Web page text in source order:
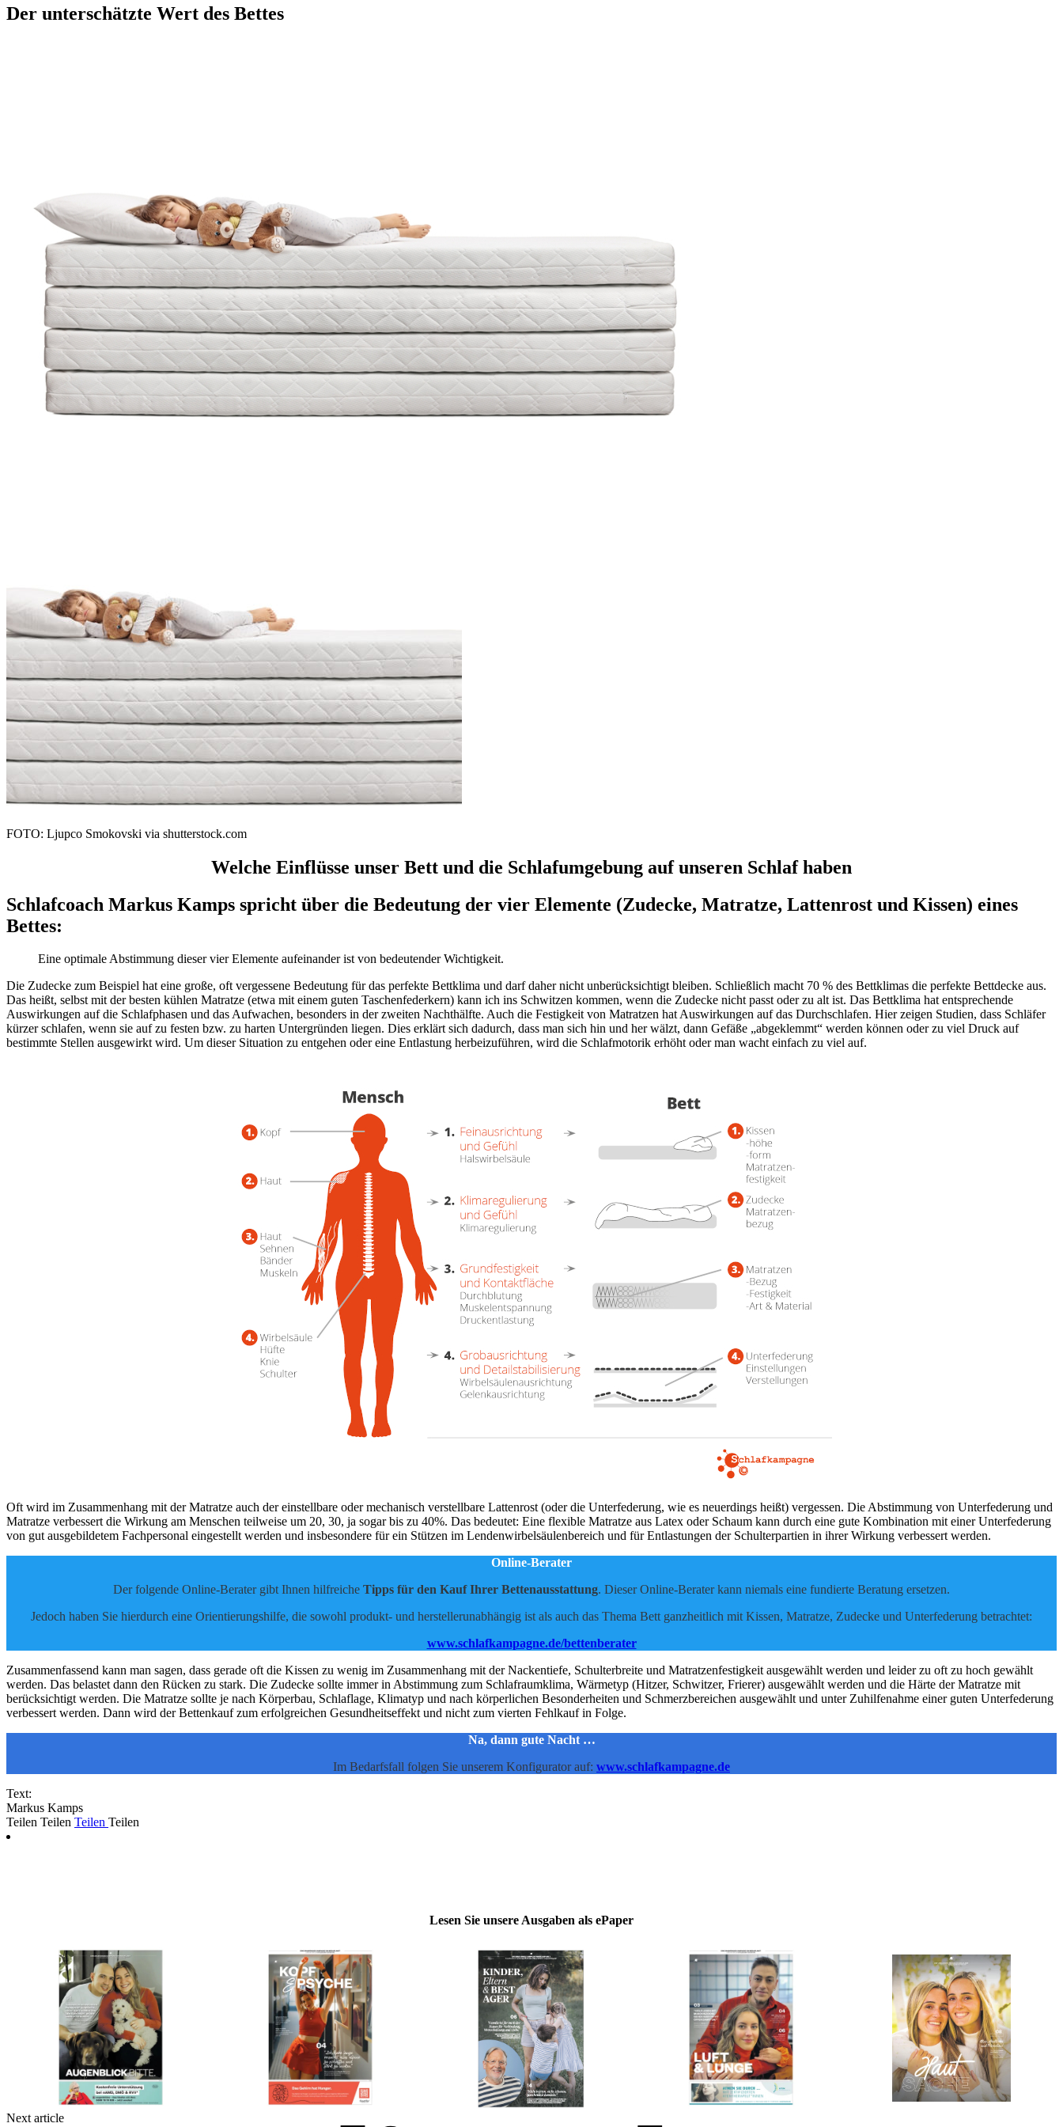
Der unterschätzte Wert des Bettes
FOTO: Ljupco Smokovski via shutterstock.com
Welche Einflüsse unser Bett und die Schlafumgebung auf unseren Schlaf haben
Schlafcoach Markus Kamps spricht über die Bedeutung der vier Elemente (Zudecke, Matratze, Lattenrost und Kissen) eines
Bettes:
Eine optimale Abstimmung dieser vier Elemente aufeinander ist von bedeutender Wichtigkeit.
Die Zudecke zum Beispiel hat eine große, oft vergessene Bedeutung für das perfekte Bettklima und darf daher nicht unberücksichtigt bleiben. Schließlich macht 70 % des Bettklimas die perfekte Bettdecke aus.
Das heißt, selbst mit der besten kühlen Matratze (etwa mit einem guten Taschenfederkern) kann ich ins Schwitzen kommen, wenn die Zudecke nicht passt oder zu alt ist. Das Bettklima hat entsprechende
Auswirkungen auf die Schlafphasen und das Aufwachen, besonders in der zweiten Nachthälfte. Auch die Festigkeit von Matratzen hat Auswirkungen auf das Durchschlafen. Hier zeigen Studien, dass Schläfer
kürzer schlafen, wenn sie auf zu festen bzw. zu harten Untergründen liegen. Dies erklärt sich dadurch, dass man sich hin und her wälzt, dann Gefäße „abgeklemmt“ werden können oder zu viel Druck auf
bestimmte Stellen ausgewirkt wird. Um dieser Situation zu entgehen oder eine Entlastung herbeizuführen, wird die Schlafmotorik erhöht oder man wacht einfach zu viel auf.
Oft wird im Zusammenhang mit der Matratze auch der einstellbare oder mechanisch verstellbare Lattenrost (oder die Unterfederung, wie es neuerdings heißt) vergessen. Die Abstimmung von Unterfederung und
Matratze verbessert die Wirkung am Menschen teilweise um 20, 30, ja sogar bis zu 40%. Das bedeutet: Eine flexible Matratze aus Latex oder Schaum kann durch eine gute Kombination mit einer Unterfederung
von gut ausgebildetem Fachpersonal eingestellt werden und insbesondere für ein Stützen im Lendenwirbelsäulenbereich und für Entlastungen der Schulterpartien in ihrer Wirkung verbessert werden.
Online-Berater
Der folgende Online-Berater gibt Ihnen hilfreiche Tipps für den Kauf Ihrer Bettenausstattung. Dieser Online-Berater kann niemals eine fundierte Beratung ersetzen.
Jedoch haben Sie hierdurch eine Orientierungshilfe, die sowohl produkt- und herstellerunabhängig ist als auch das Thema Bett ganzheitlich mit Kissen, Matratze, Zudecke und Unterfederung betrachtet:
www.schlafkampagne.de/bettenberater
Zusammenfassend kann man sagen, dass gerade oft die Kissen zu wenig im Zusammenhang mit der Nackentiefe, Schulterbreite und Matratzenfestigkeit ausgewählt werden und leider zu oft zu hoch gewählt
werden. Das belastet dann den Rücken zu stark. Die Zudecke sollte immer in Abstimmung zum Schlafraumklima, Wärmetyp (Hitzer, Schwitzer, Frierer) ausgewählt werden und die Härte der Matratze mit
berücksichtigt werden. Die Matratze sollte je nach Körperbau, Schlaflage, Klimatyp und nach körperlichen Besonderheiten und Schmerzbereichen ausgewählt und unter Zuhilfenahme einer guten Unterfederung
verbessert werden. Dann wird der Bettenkauf zum erfolgreichen Gesundheitseffekt und nicht zum vierten Fehlkauf in Folge.
Na, dann gute Nacht …
Im Bedarfsfall folgen Sie unserem Konfigurator auf: www.schlafkampagne.de
Text:
Markus Kamps
Teilen Teilen Teilen Teilen
Lesen Sie unsere Ausgaben als ePaper
Next article